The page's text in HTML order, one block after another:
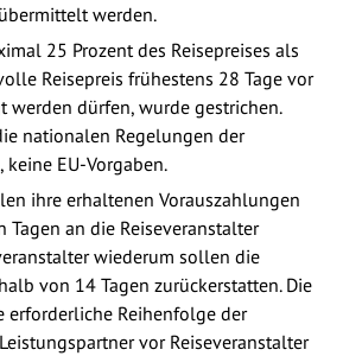
werden.
25 Prozent des Reisepreises als
Reisepreis frühestens 28 Tage vor
werden dürfen, wurde gestrichen.
nationalen Regelungen der
EU-Vorgaben.
ihre erhaltenen Vorauszahlungen
an die Reiseveranstalter
wiederum sollen die
von 14 Tagen zurückerstatten. Die
erforderliche Reihenfolge der
vor Reiseveranstalter